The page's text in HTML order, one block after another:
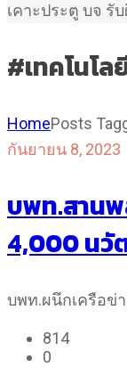
เคาะประตู บจ รั
#เทคโนโล
HomePosts
กันยายน 8, 2023
บพท.สานพ
4,000 นวั
บพท.ผนึกเครือข่
814
0